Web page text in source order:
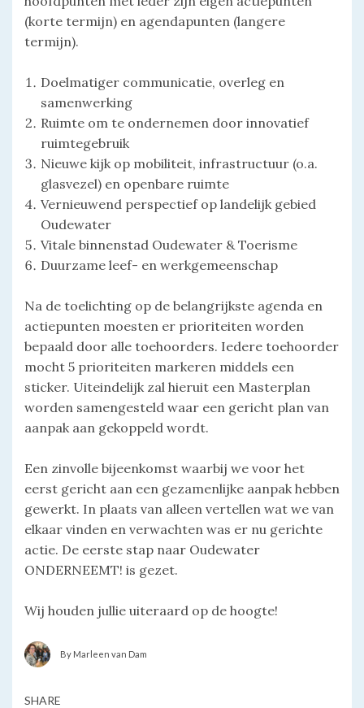
(korte termijn) en agendapunten (langere
termijn).
Doelmatiger communicatie, overleg en
samenwerking
Ruimte om te ondernemen door innovatief
ruimtegebruik
Nieuwe kijk op mobiliteit, infrastructuur (o.a.
glasvezel) en openbare ruimte
Vernieuwend perspectief op landelijk gebied
Oudewater
Vitale binnenstad Oudewater & Toerisme
Duurzame leef- en werkgemeenschap
Na de toelichting op de belangrijkste agenda en
actiepunten moesten er prioriteiten worden
bepaald door alle toehoorders. Iedere toehoorder
mocht 5 prioriteiten markeren middels een
sticker. Uiteindelijk zal hieruit een Masterplan
worden samengesteld waar een gericht plan van
aanpak aan gekoppeld wordt.
Een zinvolle bijeenkomst waarbij we voor het
eerst gericht aan een gezamenlijke aanpak hebben
gewerkt. In plaats van alleen vertellen wat we van
elkaar vinden en verwachten was er nu gerichte
actie. De eerste stap naar Oudewater
ONDERNEEMT! is gezet.
Wij houden jullie uiteraard op de hoogte!
By Marleen van Dam
SHARE